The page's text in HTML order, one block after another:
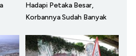
Hadapi Petaka Besar,
Korbannya Sudah Banyak